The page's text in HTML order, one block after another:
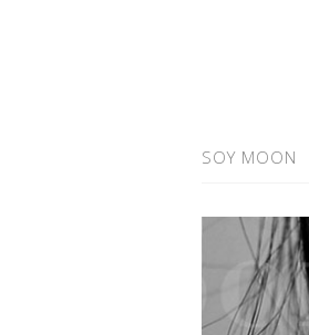
SOY MOON